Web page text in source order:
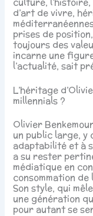
d’art de vivre,
prises de
toujours des
incarne une
l’actualité, sait
L’héritage
millennials ?
Olivier
un public large, y
adaptabilité et à
a su rester
médiatique en
consommation
Son style, qui
une génération
pour autant se